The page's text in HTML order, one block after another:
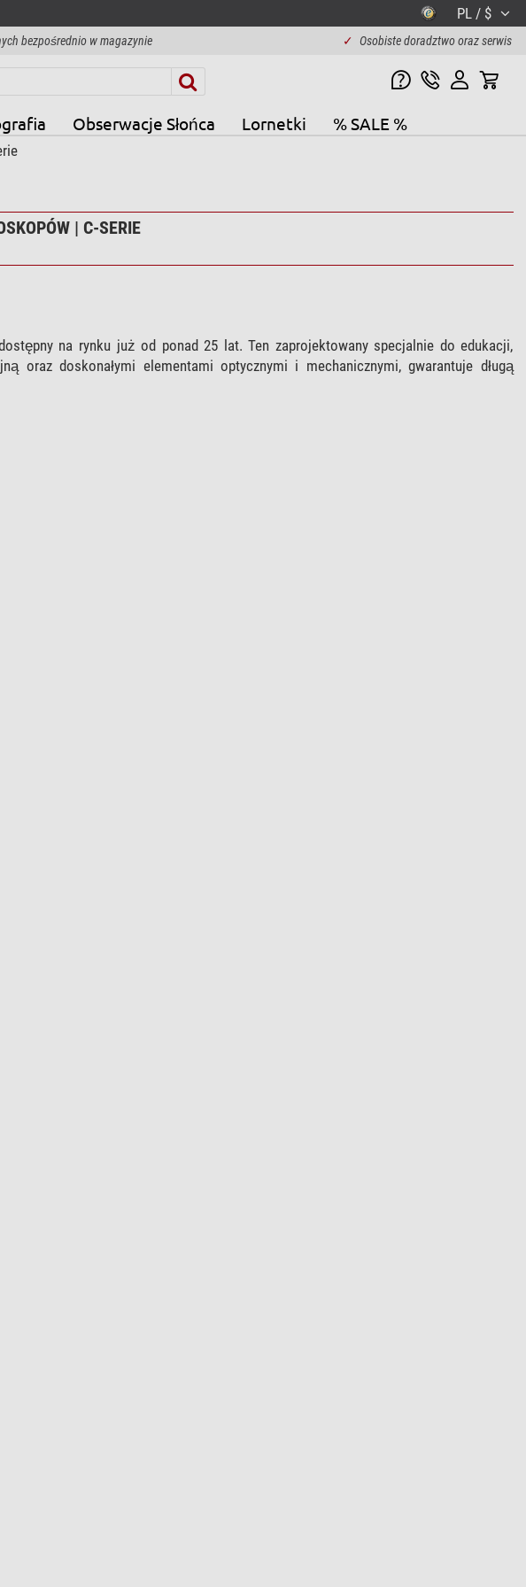
PL / $
bezpośrednio w magazynie ✓ Osobiste doradztwo oraz serwis
Obserwacje Słońca Lornetki % SALE %
| C-SERIE
na rynku już od ponad 25 lat. Ten zaprojektowany specjalnie do edukacji,
oraz doskonałymi elementami optycznymi i mechanicznymi, gwarantuje długą